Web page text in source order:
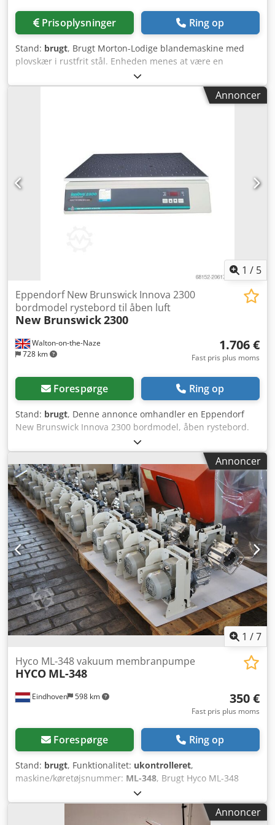
Prisoplysninger Ring op
Stand: brugt, Brugt Morton-Lodige blandemaskine med
plovskær i rustfrit stål. Enheden menes at være en
FKM1200D med en kapacitet på cirka 1200 liter. Enheden
måler cirka 1750 mm i længden og 1000 mm i diameter.
Enheden har plovskærblade i rustfrit stål og (2) halvt
monteret i øjeblikket. Enheden er monteret på en ramme
af almindeligt stål. Specifikationer: Beholdervolumen:
1.200 L Materiale: Rustfrit stål Cedpfx Aljy Inr Deaeha
Hakkere (ja/nej): Nej Vakuum indvendigt (ja/nej): Nej
Mantel (ja/nej): Nej
Annoncer
1 / 5
Walton-on-the-Naze
728 km
Eppendorf New Brunswick Innova 2300
bordmodel rystebord til åben luft
New Brunswick2300
1.706 €
Fast pris plus moms
Forespørge Ring op
Stand: brugt, Denne annonce omhandler en Eppendorf
New Brunswick Innova 2300 bordmodel, åben rystebord.
Csdpfx Ajxzg Izjlajha Designet til rystning under normale
omgivelsesforhold. Uanset om den står på et bord, i en
inkubator eller i et varmt eller koldt rum, er Innova®
platform-rystebordene det foretrukne valg. Seks robuste
modeller sikrer pålidelig, kontinuerlig rystning af
reagensglas og kolber op til 6 liter. Lavprofil-rysteborde
med tredobbelt excentrisk drev for ensartet bevægelse og
mikroprocessorstyring for præcis regulering af
rystehastigheden, 25-500 omdrejninger i minuttet (lavere
ved kolber med baffler). Højden er under 15 cm, hvilket
muliggør brugen af flere rysteborde i en inkubator eller et
miljøkammer. Inkluderer både akustiske og visuelle
alarmer, timer (0-99,9 timer) med kontinuerlig drift eller
automatisk afbrydelse ved afslutningen af forsøget.
Annoncer
1 /7
Eindhoven 598 km
Hyco ML-348 vakuum membranpumpe
HYCO ML-348
350 €
Fast pris plus moms
Forespørge Ring op
Stand: brugt, Funktionalitet: ukontrolleret,
maskine/køretøjsnummer: ML-348, Brugt Hyco ML-348
vakuum membranpumpe Model: ML-348-D37-SA
Chodpfow Evhzex Alaja Type: p-227/1 | 207/1 | p-173/2
Spænding: 230-400V, 50/60 Hz Flere enheder på lager.Annoncer